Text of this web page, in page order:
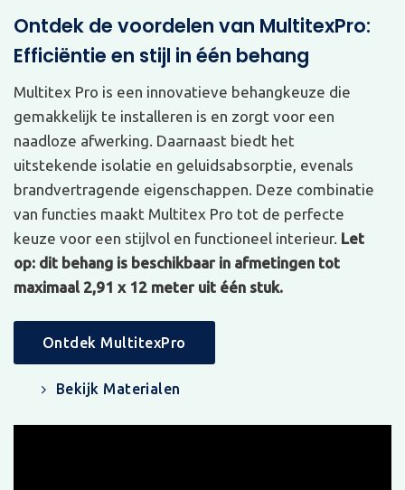
Ontdek de voordelen van MultitexPro:
Efficiëntie en stijl in één behang
Multitex Pro is een innovatieve behangkeuze die
gemakkelijk te installeren is en zorgt voor een
naadloze afwerking. Daarnaast biedt het
uitstekende isolatie en geluidsabsorptie, evenals
brandvertragende eigenschappen. Deze combinatie
van functies maakt Multitex Pro tot de perfecte
keuze voor een stijlvol en functioneel interieur. Let
op: dit behang is beschikbaar in afmetingen tot
maximaal 2,91 x 12 meter uit één stuk.
Ontdek MultitexPro
Bekijk Materialen